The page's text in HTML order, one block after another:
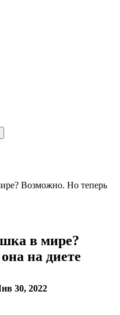
Возможно. Но теперь
в мире?
на диете
30, 2022